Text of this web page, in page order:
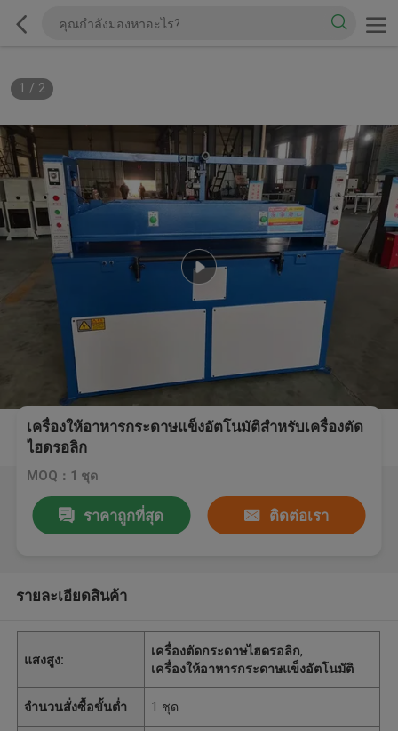
1 / 2
เครื่องให้อาหารกระดาษแข็งอัตโนมัติสำหรับเครื่องตัด
ไฮดรอลิก
MOQ：1 ชุด
ราคาถูกที่สุด ติดต่อเรา
รายละเอียดสินค้า
แสงสูง:
เครื่องตัดกระดาษไฮดรอลิก,
เครื่องให้อาหารกระดาษแข็งอัตโนมัติ
จำนวนสั่งซื้อขั้นต่ำ 1 ชุด